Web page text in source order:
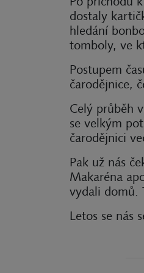
dostaly
hledání
tomboly, ve
Postupem
čarodějnice,
Celý průběh
se velkým
čarodějnici
Pak už nás
Makaréna
vydali domů.
Letos se nás